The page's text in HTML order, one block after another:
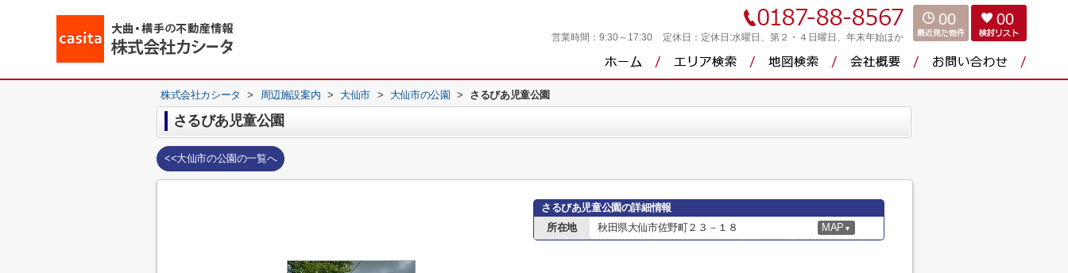
営業時間： 9:30～17:30 定休日： 定休日:水曜日、第２・４日曜日、年末年始ほか
00 00
株式会社カシータ > 周辺施設案内 > 大仙市 > 大仙市の公園 > さるびあ児童公園
さるびあ児童公園
<<大仙市の公園の一覧へ
さるびあ児童公園の詳細情報
所在地
秋田県大仙市佐野町２３－１８ MAP ▼